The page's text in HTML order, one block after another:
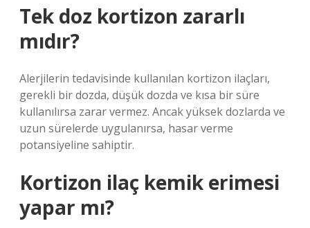
Tek doz kortizon zararlı
mıdır?
Alerjilerin tedavisinde kullanılan kortizon ilaçları,
gerekli bir dozda, düşük dozda ve kısa bir süre
kullanılırsa zarar vermez. Ancak yüksek dozlarda ve
uzun sürelerde uygulanırsa, hasar verme
potansiyeline sahiptir.
Kortizon ilaç kemik erimesi
yapar mı?